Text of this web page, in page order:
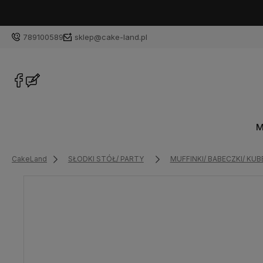
789100589 sklep@cake-land.pl
CakeLand SŁODKI STÓŁ/ PARTY MUFFINKI/ BABECZKI/